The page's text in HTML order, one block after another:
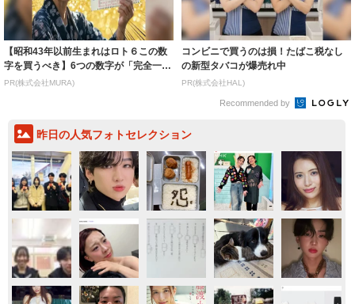
【昭和43年以前生まれはロト６この数
字を買うべき】6つの数字が「完全一
致」する方...
PR(株式会社MURA)
コンビニで買うのは損！たばこ税なし
の新型タバコが爆売れ中
PR(株式会社HAL)
Recommended by
昨日の人気フォトセレクション